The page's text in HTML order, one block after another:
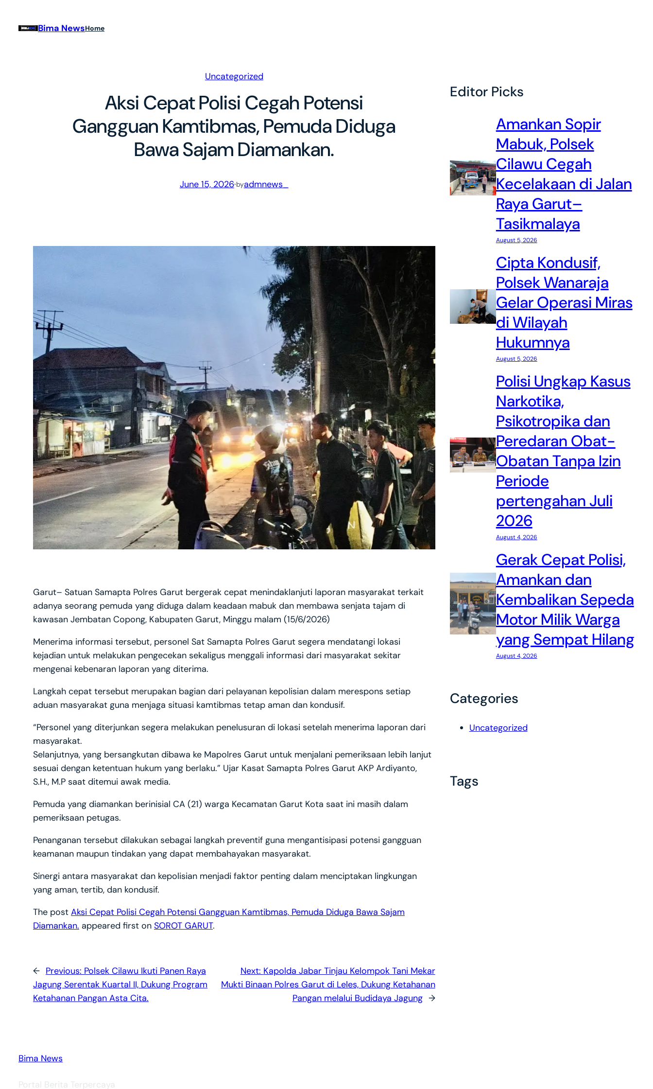
Bima NewsHome
Uncategorized
Aksi Cepat Polisi Cegah Potensi
Gangguan Kamtibmas, Pemuda Diduga
Bawa Sajam Diamankan.
June 15, 2026·byadmnews_
Garut– Satuan Samapta Polres Garut bergerak cepat menindaklanjuti laporan masyarakat terkait
adanya seorang pemuda yang diduga dalam keadaan mabuk dan membawa senjata tajam di
kawasan Jembatan Copong, Kabupaten Garut, Minggu malam (15/6/2026)
Menerima informasi tersebut, personel Sat Samapta Polres Garut segera mendatangi lokasi
kejadian untuk melakukan pengecekan sekaligus menggali informasi dari masyarakat sekitar
mengenai kebenaran laporan yang diterima.
Langkah cepat tersebut merupakan bagian dari pelayanan kepolisian dalam merespons setiap
aduan masyarakat guna menjaga situasi kamtibmas tetap aman dan kondusif.
“Personel yang diterjunkan segera melakukan penelusuran di lokasi setelah menerima laporan dari
masyarakat.
Selanjutnya, yang bersangkutan dibawa ke Mapolres Garut untuk menjalani pemeriksaan lebih lanjut
sesuai dengan ketentuan hukum yang berlaku.” Ujar Kasat Samapta Polres Garut AKP Ardiyanto,
S.H., M.P saat ditemui awak media.
Pemuda yang diamankan berinisial CA (21) warga Kecamatan Garut Kota saat ini masih dalam
pemeriksaan petugas.
Penanganan tersebut dilakukan sebagai langkah preventif guna mengantisipasi potensi gangguan
keamanan maupun tindakan yang dapat membahayakan masyarakat.
Sinergi antara masyarakat dan kepolisian menjadi faktor penting dalam menciptakan lingkungan
yang aman, tertib, dan kondusif.
The post Aksi Cepat Polisi Cegah Potensi Gangguan Kamtibmas, Pemuda Diduga Bawa Sajam
Diamankan. appeared first on SOROT GARUT.
← Previous: Polsek Cilawu Ikuti Panen Raya
Jagung Serentak Kuartal II, Dukung Program
Ketahanan Pangan Asta Cita.
Next: Kapolda Jabar Tinjau Kelompok Tani Mekar
Mukti Binaan Polres Garut di Leles, Dukung Ketahanan
Pangan melalui Budidaya Jagung →
Editor Picks
Amankan Sopir
Mabuk, Polsek
Cilawu Cegah
Kecelakaan di Jalan
Raya Garut–
Tasikmalaya
August 5, 2026
Cipta Kondusif,
Polsek Wanaraja
Gelar Operasi Miras
di Wilayah
Hukumnya
August 5, 2026
Polisi Ungkap Kasus
Narkotika,
Psikotropika dan
Peredaran Obat-
Obatan Tanpa Izin
Periode
pertengahan Juli
2026
August 4, 2026
Gerak Cepat Polisi,
Amankan dan
Kembalikan Sepeda
Motor Milik Warga
yang Sempat Hilang
August 4, 2026
Categories
Uncategorized
Tags
Bima News
Portal Berita Terpercaya